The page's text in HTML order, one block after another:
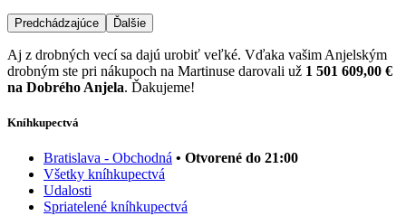
Predchádzajúce Ďalšie
Aj z drobných vecí sa dajú urobiť veľké. Vďaka vašim Anjelským
drobným ste pri nákupoch na Martinuse darovali už 1 501 609,00 €
na Dobrého Anjela. Ďakujeme!
Kníhkupectvá
Bratislava - Obchodná • Otvorené do 21:00
Všetky kníhkupectvá
Udalosti
Spriatelené kníhkupectvá